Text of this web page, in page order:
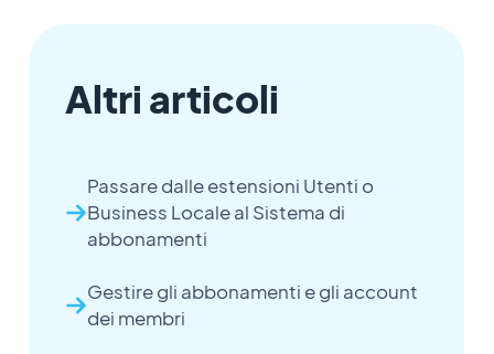
Altri articoli
Passare dalle estensioni Utenti o
Business Locale al Sistema di
abbonamenti
Gestire gli abbonamenti e gli account
dei membri